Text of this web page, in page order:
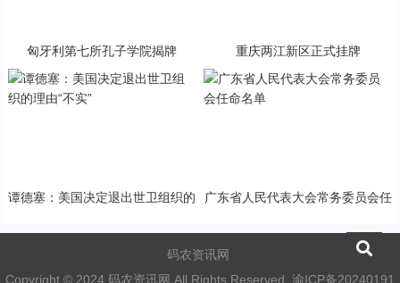
匈牙利第七所孔子学院揭牌 重庆两江新区正式挂牌
谭德塞：美国决定退出世卫组织的
广东省人民代表大会常务委员会任
码农资讯网
Copyright © 2024 码农资讯网 All Rights Reserved. 渝ICP备20240191